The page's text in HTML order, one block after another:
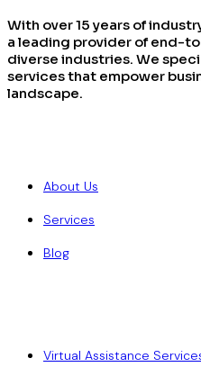
With over 15 years of
a leading provider of end-
diverse industries. We
services that empower
landscape.
About Us
Services
Blog
Virtual Assistance